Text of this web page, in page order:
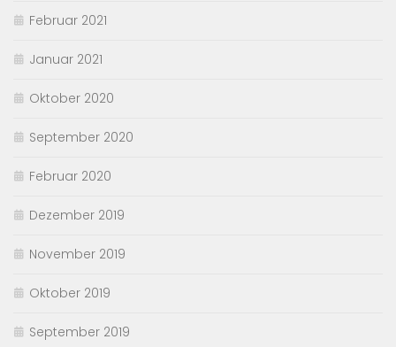
Februar 2021
Januar 2021
Oktober 2020
September 2020
Februar 2020
Dezember 2019
November 2019
Oktober 2019
September 2019